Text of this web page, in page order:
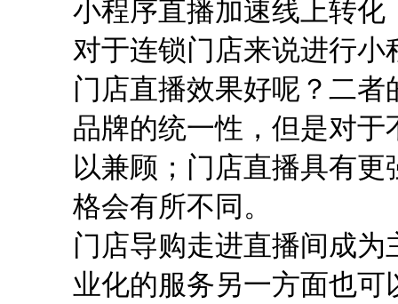
小程序直播加速线上转化
对于连锁门店来说进行
门店直播效果好呢？二
品牌的统一性，但是对
以兼顾；门店直播具有
格会有所不同。
门店导购走进直播间成
业化的服务另一方面也